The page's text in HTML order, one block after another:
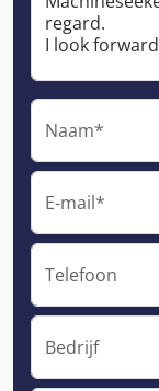
Naam*
E-mail*
Telefoon
Bedrijf